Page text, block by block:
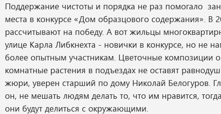
Поддержание чистоты и порядка не раз помогало
места в конкурсе «Дом образцового содержания». В
рассчитывают на победу. А вот жильцы
улице Карла Либкнехта - новички в конкурсе, но не
более опытным участникам. Цветочные композиции
комнатные растения в подъездах не оставят
жюри, уверен старший по дому Николай Белогуров.
он, не мешать людям делать то, что им нравится,
они будут делиться с окружающими.